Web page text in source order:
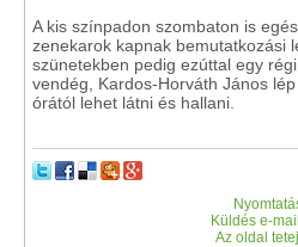
A kis színpadon szombaton is
zenekarok kapnak bemutatkozási
szünetekben pedig ezúttal egy
vendég, Kardos-Horváth János
órától lehet látni és hallani.
Küldés e-
Az oldal